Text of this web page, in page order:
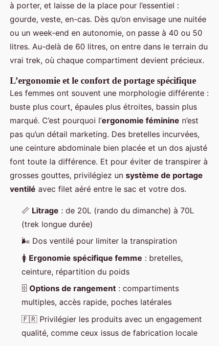
à porter, et laisse de la place pour l’essentiel :
gourde, veste, en-cas. Dès qu’on envisage une nuitée
ou un week-end en autonomie, on passe à 40 ou 50
litres. Au-delà de 60 litres, on entre dans le terrain du
vrai trek, où chaque compartiment devient précieux.
L’ergonomie et le confort de portage spécifique
Les femmes ont souvent une morphologie différente :
buste plus court, épaules plus étroites, bassin plus
marqué. C’est pourquoi l’ergonomie féminine n’est
pas qu’un détail marketing. Des bretelles incurvées,
une ceinture abdominale bien placée et un dos ajusté
font toute la différence. Et pour éviter de transpirer à
grosses gouttes, privilégiez un système de portage
ventilé avec filet aéré entre le sac et votre dos.
📏 Litrage : de 20L (rando du dimanche) à 70L
(trek longue durée)
🌬️ Dos ventilé pour limiter la transpiration
🚺 Ergonomie spécifique femme : bretelles,
ceinture, répartition du poids
🗄️ Options de rangement : compartiments
multiples, accès rapide, poches latérales
🇫🇷 Privilégier les produits avec un engagement
qualité, comme ceux issus de fabrication locale